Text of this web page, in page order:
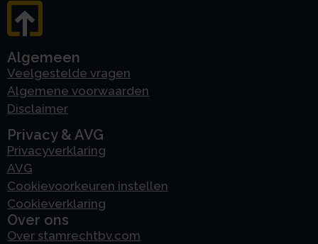
Algemeen
Veelgestelde vragen
Algemene voorwaarden
Disclaimer
Privacy & AVG
Privacyverklaring
AVG
Cookievoorkeuren instellen
Cookieverklaring
Over ons
Over stamrechtbv.com